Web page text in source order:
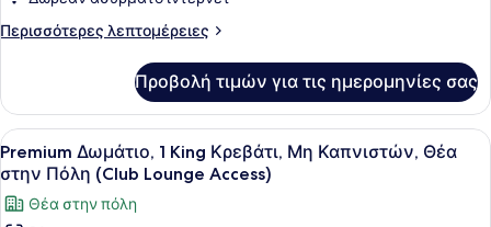
Μη
στο
Club
Lounge
(City
View)
Περισσότερες λεπτομέρειες
Περισσότερες
Δωμάτιο,
Μονά
Κρεβάτια,
Μη
Καπνιστών,
Προβολή τιμών για τις ημερομηνίες σας
Προβολή
όλων
των
φωτογραφιών
Ένα δωμάτιο ξενοδοχείου με ένα
8
Premium Δωμάτιο, 1 King Κρεβάτι, Μη Καπνιστών, Θέα
στην Πόλη (Club Lounge Access)
Θέα στην πόλη